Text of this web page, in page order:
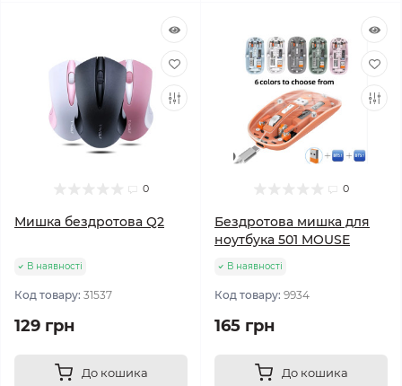
0
Мишка бездротова Q2
В наявності
Код товару: 31537
129 грн
До кошика
0
Бездротова мишка для
ноутбука 501 MOUSE
В наявності
Код товару: 9934
165 грн
До кошика